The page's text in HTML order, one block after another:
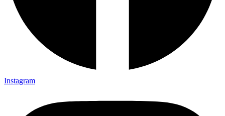
Instagram